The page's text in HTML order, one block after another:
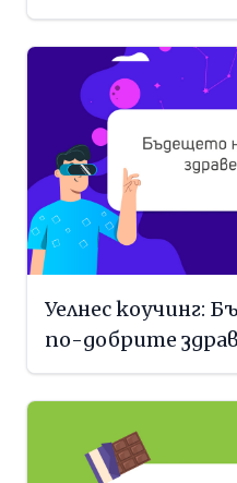
Уелнес коучинг:
по-добрите